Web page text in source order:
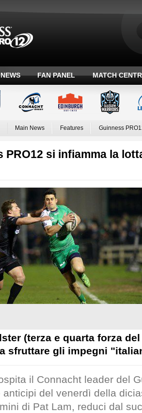
NEWS FAN PANEL MATCH
Main News Features Guinness
PRO12 si infiamma la
(terza e quarta forza
sfruttare gli impegni
il Connacht leader del
anticipi del venerdì della
di Pat Lam, reduci dal